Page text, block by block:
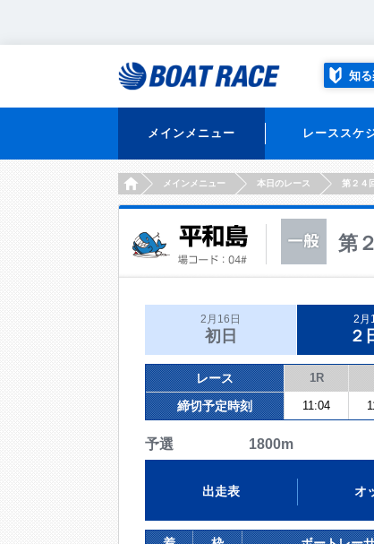
知
メインメニュー レーススケ
HOMEメインメニュー 本日のレース 第２４
第
2月16日
初日
2月
２
レース 1R
締切予定時刻 11:04
予選 1800m
出走表 オ